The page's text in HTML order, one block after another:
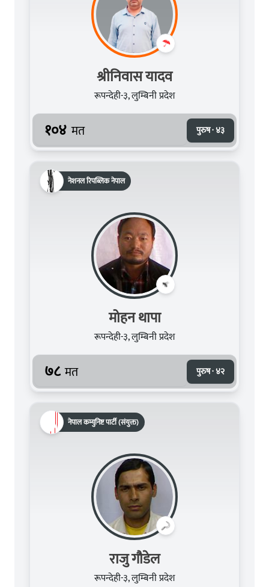
श्रीनिवास यादव
रूपन्देही-३, लुम्बिनी प्रदेश
१०४ मत पुरुष · ४३
नेशनल रिपब्लिक नेपाल
मोहन थापा
रूपन्देही-३, लुम्बिनी प्रदेश
७८ मत पुरुष · ४२
नेपाल कम्युनिष्ट पार्टी (संयुक्त)
राजु गौडेल
रूपन्देही-३, लुम्बिनी प्रदेश